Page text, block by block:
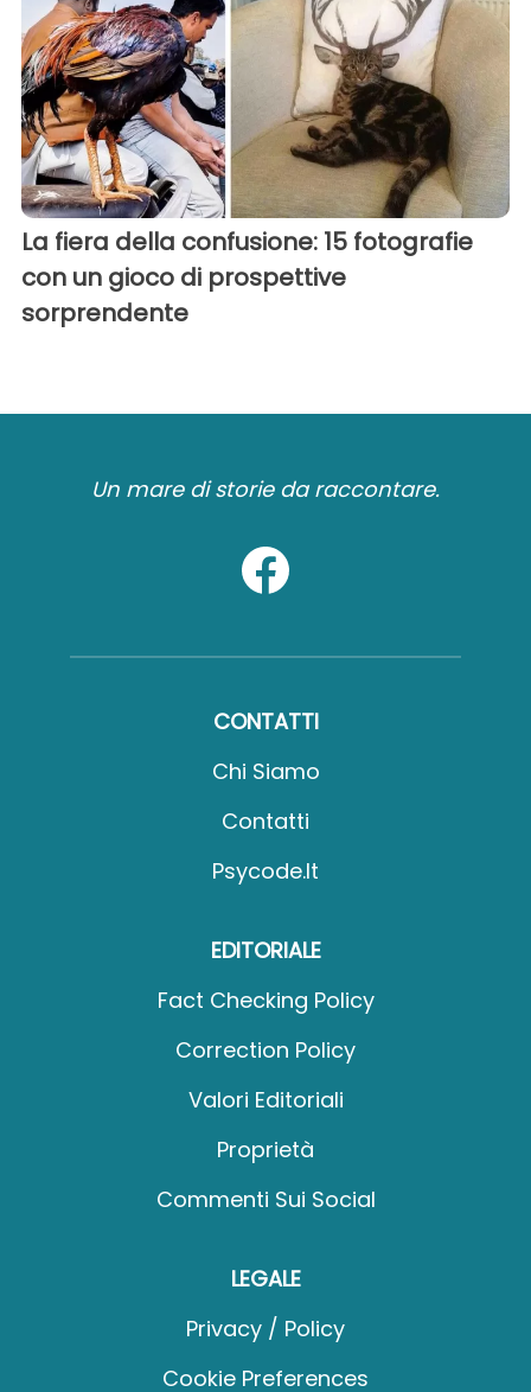
La fiera della confusione: 15 fotografie
con un gioco di prospettive
sorprendente
Un mare di storie da raccontare.
CONTATTI
Chi Siamo
Contatti
Psycode.it
EDITORIALE
Fact Checking Policy
Correction Policy
Valori Editoriali
Proprietà
Commenti Sui Social
LEGALE
Privacy / Policy
Cookie Preferences